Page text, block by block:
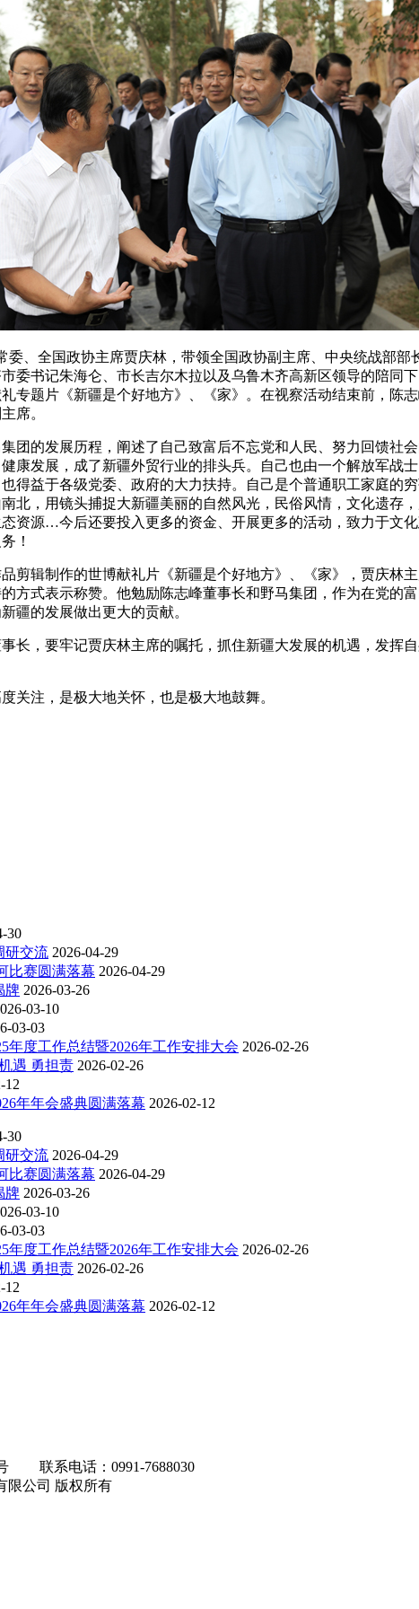
、全国政协主席贾庆林，带领全国政协副主席、中央统战部
委书记朱海仑、市长吉尔木拉以及乌鲁木齐高新区领导的陪同
专题片《新疆是个好地方》、《家》。在视察活动结束前，陈
席。
的发展历程，阐述了自己致富后不忘党和人民、努力回馈社
康发展，成了新疆外贸行业的排头兵。自己也由一个解放军战
得益于各级党委、政府的大力扶持。自己是个普通职工家庭的
北，用镜头捕捉大新疆美丽的自然风光，民俗风情，文化遗存
资源…今后还要投入更多的资金、开展更多的活动，致力于文
！
辑制作的世博献礼片《新疆是个好地方》、《家》，贾庆林
方式表示称赞。他勉励陈志峰董事长和野马集团，作为在党的
疆的发展做出更大的贡献。
，要牢记贾庆林主席的嘱托，抓住新疆大发展的机遇，发挥
关注，是极大地关怀，也是极大地鼓舞。
30
研交流 2026-04-29
比赛圆满落幕 2026-04-29
牌 2026-03-26
03-10
03-03
度工作总结暨2026年工作安排大会 2026-02-26
遇 勇担责 2026-02-26
12
年年会盛典圆满落幕 2026-02-12
30
研交流 2026-04-29
比赛圆满落幕 2026-04-29
牌 2026-03-26
03-10
03-03
度工作总结暨2026年工作安排大会 2026-02-26
遇 勇担责 2026-02-26
12
年年会盛典圆满落幕 2026-02-12
联系电话：0991-7688030
限公司 版权所有